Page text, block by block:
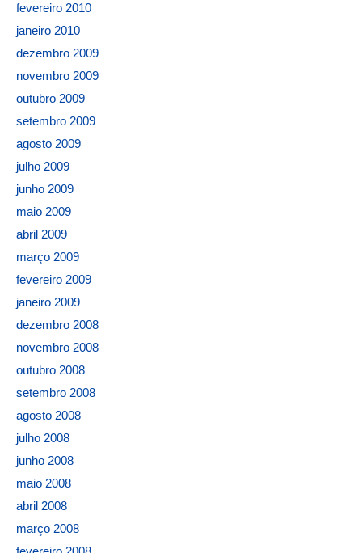
fevereiro 2010
janeiro 2010
dezembro 2009
novembro 2009
outubro 2009
setembro 2009
agosto 2009
julho 2009
junho 2009
maio 2009
abril 2009
março 2009
fevereiro 2009
janeiro 2009
dezembro 2008
novembro 2008
outubro 2008
setembro 2008
agosto 2008
julho 2008
junho 2008
maio 2008
abril 2008
março 2008